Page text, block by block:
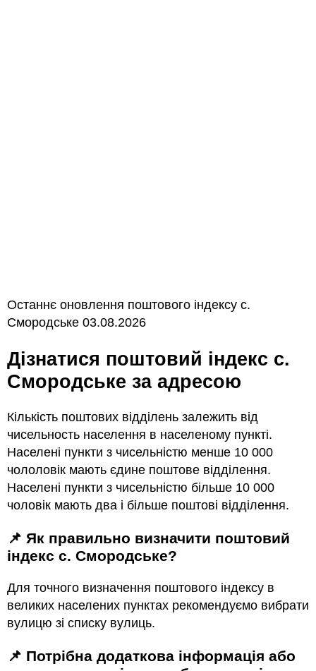
Останнє оновлення поштового індексу с.
Смородське 03.08.2026
Дізнатися поштовий індекс с.
Смородське за адресою
Кількість поштових відділень залежить від
чисельность населення в населеному пункті.
Населені пункти з чисельністю менше 10 000
чололовік мають єдине поштове відділення.
Населені пункти з чисельністю більше 10 000
чоловік мають два і більше поштові відділення.
📌 Як правильно визначити поштовий
індекс с. Смородське?
Для точного визначення поштового індексу в
великих населених пунктах рекомендуємо вибрати
вулицю зі списку вулиць.
📌 Потрібна додаткова інформація або